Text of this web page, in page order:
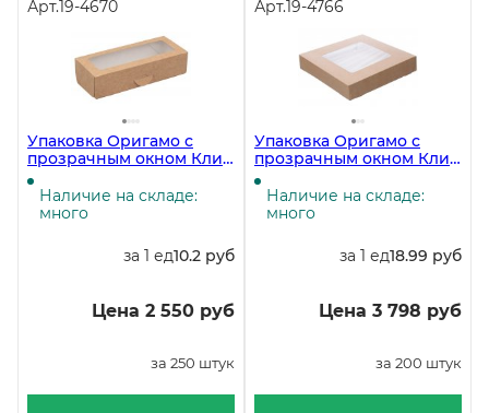
Арт.19-4670
Упаковка Оригамо с
прозрачным окном Клик
170х70х40 мм на 500 мл,
быстросборная, 250 штук
Наличие на складе:
много
за 1 ед10.2 руб
Цена 2 550 руб
за 250 штук
Арт.19-4766
Упаковка Оригамо с
прозрачным окном Клик
200х200х40 мм на 1500
мл, быстросборная, 200
штук
Наличие на складе:
много
за 1 ед18.99 руб
Цена 3 798 руб
за 200 штук